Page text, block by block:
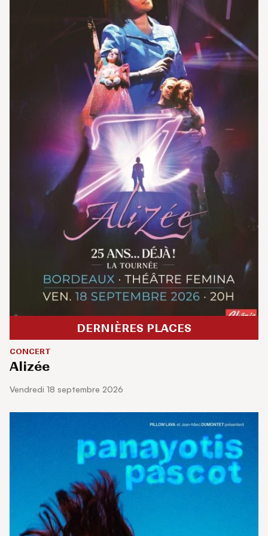
DERNIÈRES PLACES
CONCERT
Alizée
vendredi 18 septembre 2026